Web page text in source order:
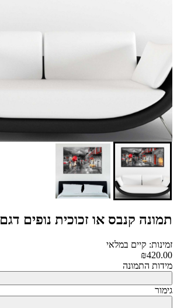
תמונה קנבס או זכוכית נופים דגם 1104
זמינות: קיים במלאי
₪420.00
מידות התמונה
גימור